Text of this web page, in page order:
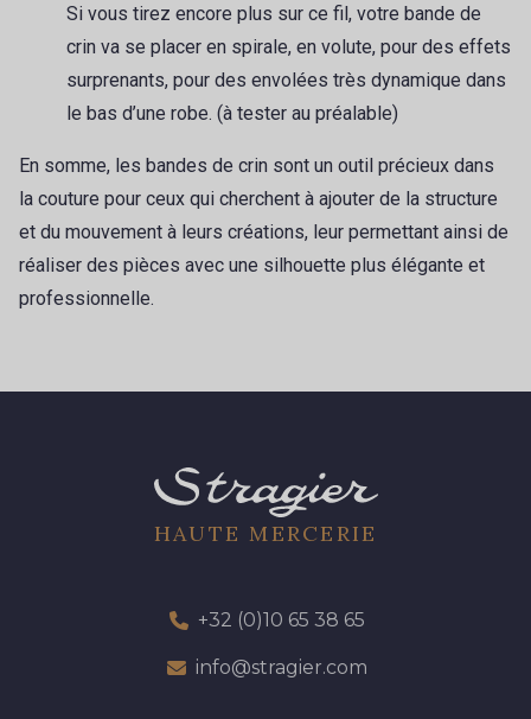
Si vous tirez encore plus sur ce fil, votre bande de
crin va se placer en spirale, en volute, pour des effets
surprenants, pour des envolées très dynamique dans
le bas d’une robe. (à tester au préalable)
En somme, les bandes de crin sont un outil précieux dans
la couture pour ceux qui cherchent à ajouter de la structure
et du mouvement à leurs créations, leur permettant ainsi de
réaliser des pièces avec une silhouette plus élégante et
professionnelle.
HAUTE MERCERIE
+32 (0)10 65 38 65
info@stragier.com